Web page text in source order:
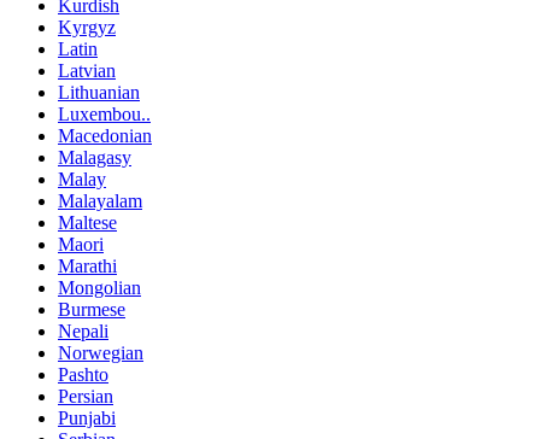
Kurdish
Kyrgyz
Latin
Latvian
Lithuanian
Luxembou..
Macedonian
Malagasy
Malay
Malayalam
Maltese
Maori
Marathi
Mongolian
Burmese
Nepali
Norwegian
Pashto
Persian
Punjabi